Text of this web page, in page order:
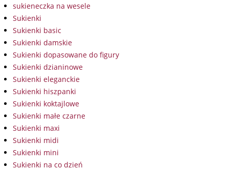
sukieneczka na wesele
Sukienki
Sukienki basic
Sukienki damskie
Sukienki dopasowane do figury
Sukienki dzianinowe
Sukienki eleganckie
Sukienki hiszpanki
Sukienki koktajlowe
Sukienki małe czarne
Sukienki maxi
Sukienki midi
Sukienki mini
Sukienki na co dzień